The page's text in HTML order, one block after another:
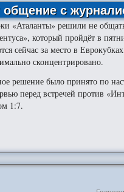
с
«Аталанты» решили не
который пройдёт в
сейчас за место в
сконцентрировано.
решение было принято по
перед встречей против
1:7.